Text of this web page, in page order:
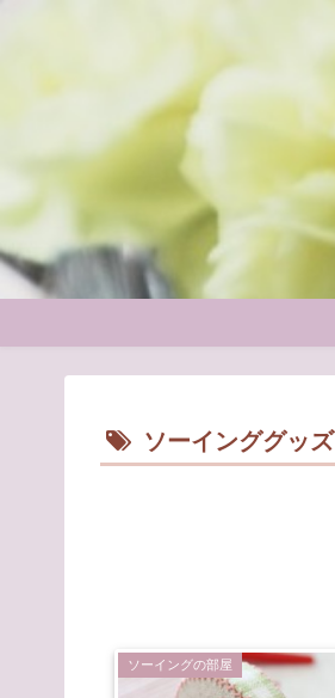
ソーインググッズ
ソーイングの部屋